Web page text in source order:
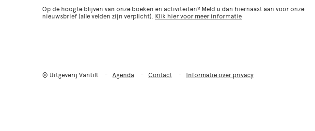
Op de hoogte blijven van onze boeken en activiteiten? Meld u dan hiernaast aan voor onze
nieuwsbrief (alle velden zijn verplicht). Klik hier voor meer informatie
© Uitgeverij Vantilt Agenda Contact Informatie over privacy